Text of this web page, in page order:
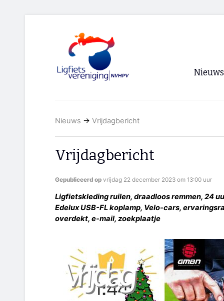
Nieuws
Nieuws → Vrijdagbericht
Vrijdagbericht
Gepubliceerd op vrijdag 22 december 2023 om 13:00 uur
Ligfietskleding ruilen, draadloos remmen, 24
Edelux USB-FL koplamp, Velo-cars,
overdekt, e-mail, zoekplaatje